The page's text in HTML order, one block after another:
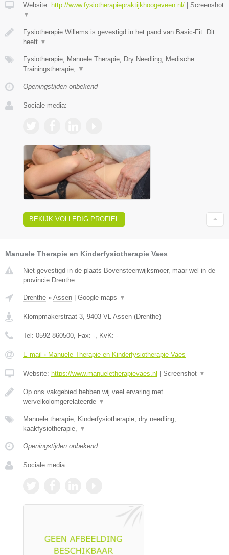
Website: http://www.fysiotherapiepraktijkhoogeveen.nl/ | Screenshot
▼
Fysiotherapie Willems is gevestigd in het pand van Basic-Fit. Dit
heeft ▼
Fysiotherapie, Manuele Therapie, Dry Needling, Medische
Trainingstherapie,
▼
Openingstijden onbekend
Sociale media:
BEKIJK VOLLEDIG PROFIEL
Manuele Therapie en Kinderfysiotherapie Vaes
Niet gevestigd in de plaats Bovensteenwijksmoer, maar wel in de
provincie Drenthe.
Drenthe » Assen Google maps ▼
Klompmakerstraat 3 9403 VL Assen (Drenthe)
Tel: 0592 860500 , Fax: - , KvK: -
E-mail › Manuele Therapie en Kinderfysiotherapie Vaes
Website: https://www.manueletherapievaes.nl Screenshot ▼
Op ons vakgebied hebben wij veel ervaring met
wervelkolomgerelateerde ▼
Manuele therapie, Kinderfysiotherapie, dry needling,
kaakfysiotherapie,
▼
Openingstijden onbekend
Sociale media: